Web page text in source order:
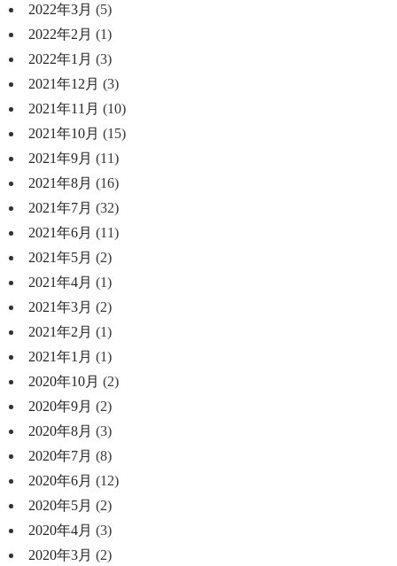
2022年3月 (5)
2022年2月 (1)
2022年1月 (3)
2021年12月 (3)
2021年11月 (10)
2021年10月 (15)
2021年9月 (11)
2021年8月 (16)
2021年7月 (32)
2021年6月 (11)
2021年5月 (2)
2021年4月 (1)
2021年3月 (2)
2021年2月 (1)
2021年1月 (1)
2020年10月 (2)
2020年9月 (2)
2020年8月 (3)
2020年7月 (8)
2020年6月 (12)
2020年5月 (2)
2020年4月 (3)
2020年3月 (2)